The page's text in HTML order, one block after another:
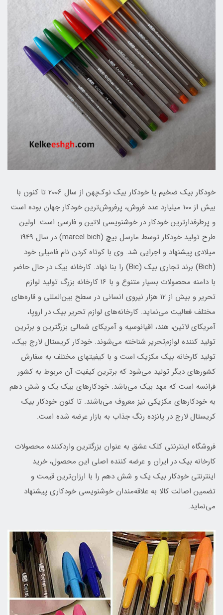
خودکار بیک ضخیم یا خودکار بیک نوک‌‌پهن از سال 2006 تا کنون با
بیش از 100 میلیارد عدد فروش، پرفروش‌ترین خودکار جهان بوده است
و پرطرفدارترین خودکار در خوشنویسی لاتین و فارسی است. اولین
طرح تولید خودکار توسط مارسل بیچ (marcel bich) در سال 1949
میلادی پیشنهاد و اجرایی شد. وی با کوتاه کردن نام فامیلی خود
(Bich) برند تجاری بیک (Bic) را بنا نهاد. کارخانه بیک در حال حاضر
با دامنه محصولات بسیار متنوع و با 16 کارخانه بزرگ تولید لوازم
تحریر و بیش از 12 هزار نیروی انسانی در سطح بین‌المللی و قاره‌های
مختلف فعالیت می‌نماید. کارخانه‌های لوازم تحریر بیک در اروپا،
آمریکای لاتین، هند، اقیانوسیه و آمریکای شمالی بزرگترین و برترین
تولید کننده لوازم‌تحریر شناخته می‌شوند. خودکار کریستال لارج بیک،
تولید کارخانه بیک مکزیک است و با کیفیتهای مختلف به سفارش
کشورهای دیگر تولید می‌شود که برترین کیفیت آن مربوط به کشور
فرانسه است که مهد بیک می‌باشد. خودکارهای بیک یک و شش دهم
به خودکارهای مکزیکی نیز معروف می‌باشند. تا کنون خودکار بیک
کریستال لارج در پانزده رنگ جذاب به بازار عرضه شده است.
فروشگاه اینترنتی کلک عشق به عنوان بزرگترین واردکننده محصولات
کارخانه بیک در ایران و عرضه کننده اصلی این محصول، خرید
اینترنتی خودکار بیک یک و شش دهم را با ارزان‌ترین قیمت و
تضمین اصالت کالا به علاقه‌مندان خوشنویسی خودکاری پیشنهاد
می‌نماید.